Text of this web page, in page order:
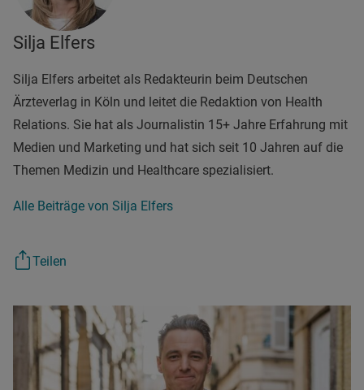
Silja Elfers
Silja Elfers arbeitet als Redakteurin beim Deutschen
Ärzteverlag in Köln und leitet die Redaktion von Health
Relations. Sie hat als Journalistin 15+ Jahre Erfahrung mit
Medien und Marketing und hat sich seit 10 Jahren auf die
Themen Medizin und Healthcare spezialisiert.
Alle Beiträge von Silja Elfers
Teilen